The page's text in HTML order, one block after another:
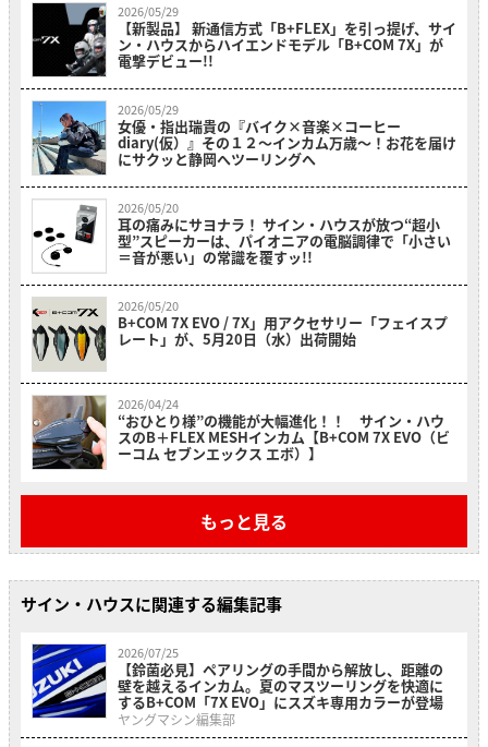
2026/05/29
【新製品】 新通信方式「B+FLEX」を引っ提げ、サイ
ン・ハウスからハイエンドモデル「B+COM 7X」が
電撃デビュー!!
2026/05/29
女優・指出瑞貴の『バイク×音楽×コーヒー
diary(仮）』その１２〜インカム万歳～！お花を届け
にサクッと静岡へツーリングへ
2026/05/20
耳の痛みにサヨナラ！ サイン・ハウスが放つ“超小
型”スピーカーは、パイオニアの電脳調律で「小さい
＝音が悪い」の常識を覆すッ!!
2026/05/20
B+COM 7X EVO / 7X」用アクセサリー「フェイスプ
レート」が、5月20日（水）出荷開始
2026/04/24
“おひとり様”の機能が大幅進化！！ サイン・ハウ
スのB＋FLEX MESHインカム【B+COM 7X EVO（ビ
ーコム セブンエックス エボ）】
もっと見る
サイン・ハウスに関連する編集記事
2026/07/25
【鈴菌必見】ペアリングの手間から解放し、距離の
壁を越えるインカム。夏のマスツーリングを快適に
するB+COM「7X EVO」にスズキ専用カラーが登場
ヤングマシン編集部